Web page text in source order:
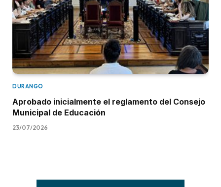
DURANGO
Aprobado inicialmente el reglamento del Consejo
Municipal de Educación
23/07/2026